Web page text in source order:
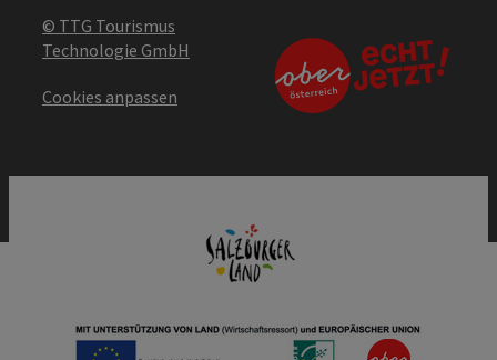
© TTG Tourismus
Technologie GmbH
Cookies anpassen